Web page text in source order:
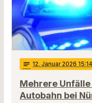
notes 12. Januar 2026 15:14
Mehrere
Autobahn bei